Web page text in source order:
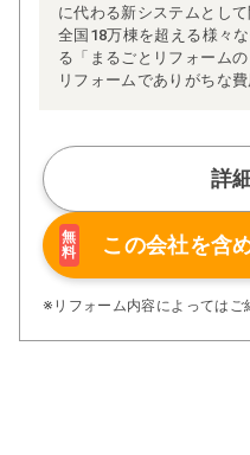
に代わる新システムとし
全国18万棟を超える様々
る「まるごとリフォーム
リフォームでありがちな
ム」、経験豊かなセール
制」などが高い信頼を得
また、大規模リフォーム
括する「専属棟梁制」、
施工マニュアルや検査体
さらに、住友不動産のリ
アフターサービス体制で
ぜひ、あなたの大切なお
詳
無
料
この会社を含
※リフォーム内容によってはご